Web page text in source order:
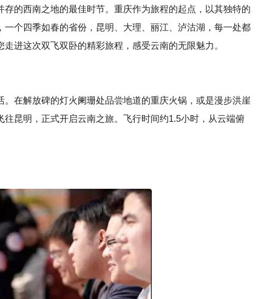
的西南之地的最佳时节。重庆作为旅程的起点，以其独特的
，一个四季如春的省份，昆明、大理、丽江、泸沽湖，每一处都
进这次双飞双卧的精彩旅程，感受云南的无限魅力。
在解放碑的灯火阑珊处品尝地道的重庆火锅，或是漫步洪崖
昆明，正式开启云南之旅。飞行时间约1.5小时，从云端俯